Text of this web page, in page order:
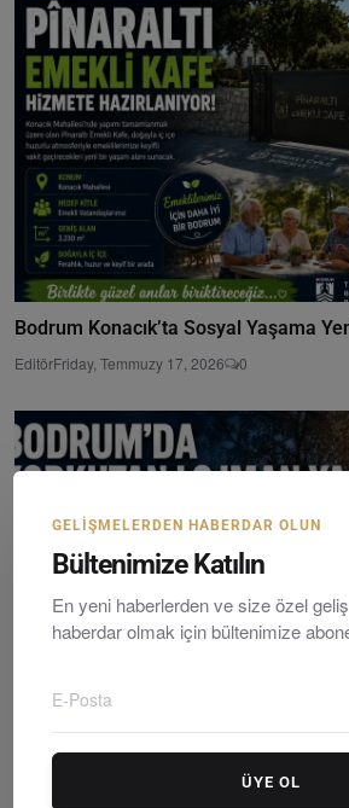
Bodrum Konacık’ta Sosyal Yaşama
EditörFriday, Temmuzy 17, 2026 0
Bodrum Çırkan Mahallesi’nde
0
GELIŞMELERDEN HABERDAR OLUN
Bültenimize Katılın
En yeni haberlerden ve size özel
haberdar olmak için bültenimize
ÜYE OL